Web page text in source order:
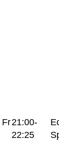
Fr21:00-
22:25